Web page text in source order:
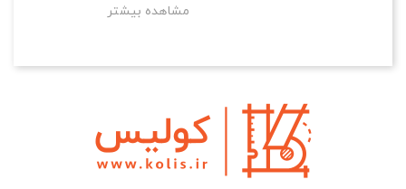
مشاهده بیشتر